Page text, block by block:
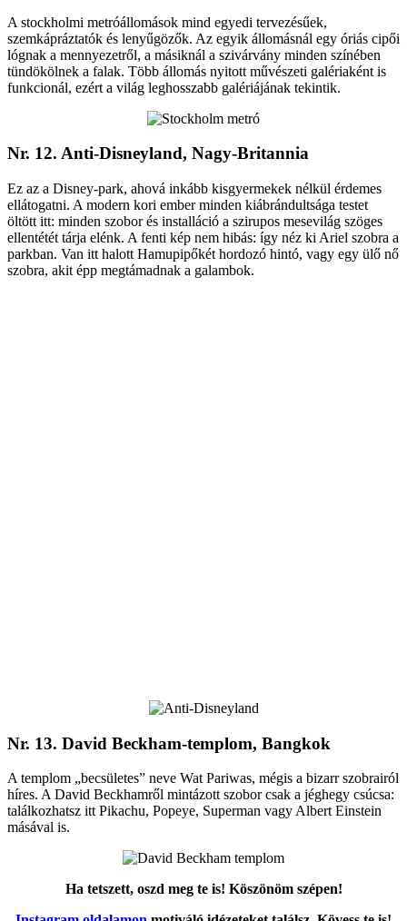
A stockholmi metróállomások mind egyedi tervezésűek,
szemkápráztatók és lenyűgözők. Az egyik állomásnál egy óriás cipői
lógnak a mennyezetről, a másiknál a szivárvány minden színében
tündökölnek a falak. Több állomás nyitott művészeti galériaként is
funkcionál, ezért a világ leghosszabb galériájának tekintik.
Nr. 12. Anti-Disneyland, Nagy-Britannia
Ez az a Disney-park, ahová inkább kisgyermekek nélkül érdemes
ellátogatni. A modern kori ember minden kiábrándultsága testet
öltött itt: minden szobor és installáció a szirupos mesevilág szöges
ellentétét tárja elénk. A fenti kép nem hibás: így néz ki Ariel szobra a
parkban. Van itt halott Hamupipőkét hordozó hintó, vagy egy ülő nő
szobra, akit épp megtámadnak a galambok.
Nr. 13. David Beckham-templom, Bangkok
A templom „becsületes” neve Wat Pariwas, mégis a bizarr szobrairól
híres. A David Beckhamről mintázott szobor csak a jéghegy csúcsa:
találkozhatsz itt Pikachu, Popeye, Superman vagy Albert Einstein
másával is.
Ha tetszett, oszd meg te is! Köszönöm szépen!